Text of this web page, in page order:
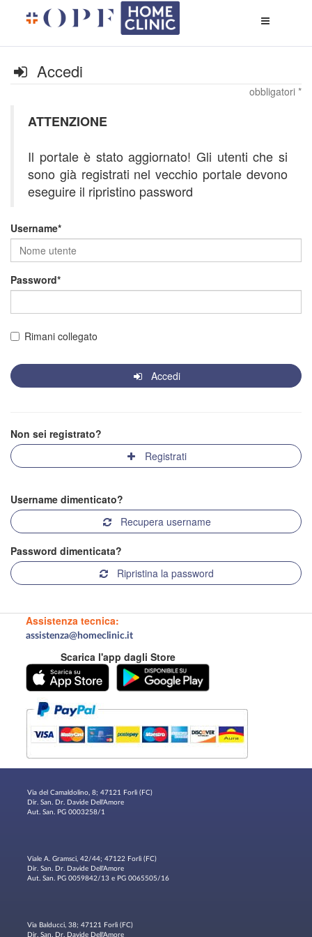
di
Accedi
obbligatori *
ATTENZIONE
Il portale è stato aggiornato! Gli utenti che si
sono già registrati nel vecchio portale devono
eseguire il ripristino password
Username
Password
Rimani collegato
Accedi
Non sei registrato?
Registrati
Username dimenticato?
Recupera username
Password dimenticata?
Ripristina la password
Assistenza tecnica:
assistenza@homeclinic.it
Scarica l'app dagli Store
Via del Camaldolino, 8; 47121 Forlì (FC)
Dir. San. Dr. Davide Dell'Amore
Aut. San. PG 0003258/1
Viale A. Gramsci, 42/44; 47122 Forlì (FC)
Dir. San. Dr. Davide Dell'Amore
Aut. San. PG 0059842/13 e PG 0065505/16
Via Balducci, 38; 47121 Forlì (FC)
Dir. San. Dr. Davide Dell'Amore